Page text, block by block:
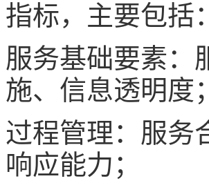
指标，主要包括：
服务基础要素：
施、信息透明度；
过程管理：服务
响应能力；